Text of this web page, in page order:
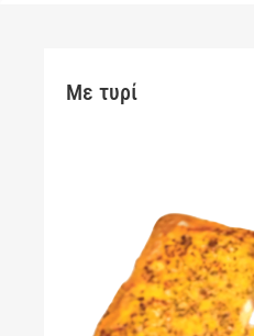
Με τυρί